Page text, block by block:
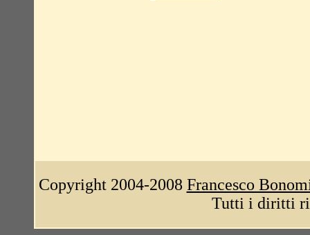
Copyright 2004-2008 Francesco
Tutti i diritti